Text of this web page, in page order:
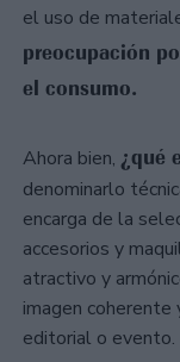
el uso de
preocupación
el consumo.
Ahora bien, ¿qué
denominarlo
encarga de la
accesorios y
atractivo y
imagen coherente
editorial o evento.